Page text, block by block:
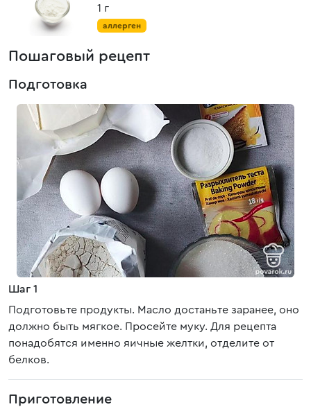
1 г
аллерген
Пошаговый рецепт
Подготовка
Шаг 1
Подготовьте продукты. Масло достаньте заранее, оно
должно быть мягкое. Просейте муку. Для рецепта
понадобятся именно яичные желтки, отделите от
белков.
Приготовление